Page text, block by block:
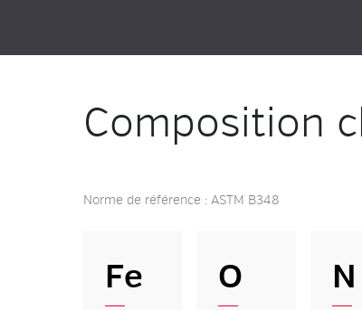
Composition
Norme de référence : ASTM B348
Fe O N